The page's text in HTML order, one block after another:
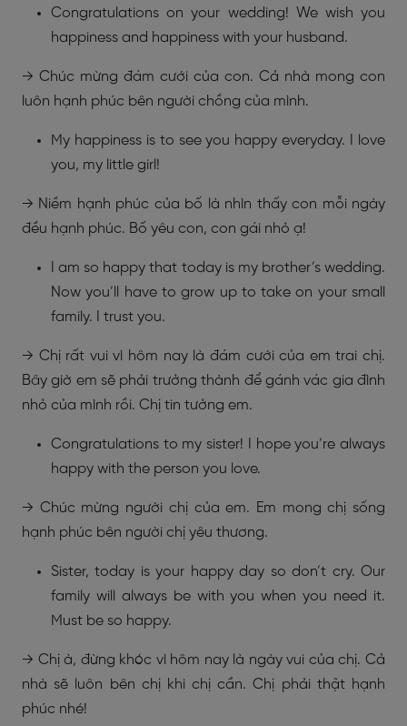
Congratulations on your wedding! We wish you
happiness and happiness with your husband.
→ Chúc mừng đám cưới của con. Cả nhà mong con
luôn hạnh phúc bên người chồng của mình.
My happiness is to see you happy everyday. I love
you, my little girl!
→ Niềm hạnh phúc của bố là nhìn thấy con mỗi ngày
đều hạnh phúc. Bố yêu con, con gái nhỏ ạ!
I am so happy that today is my brother’s wedding.
Now you’ll have to grow up to take on your small
family. I trust you.
→ Chị rất vui vì hôm nay là đám cưới của em trai chị.
Bây giờ em sẽ phải trưởng thành để gánh vác gia đình
nhỏ của mình rồi. Chị tin tưởng em.
Congratulations to my sister! I hope you’re always
happy with the person you love.
→ Chúc mừng người chị của em. Em mong chị sống
hạnh phúc bên người chị yêu thương.
Sister, today is your happy day so don’t cry. Our
family will always be with you when you need it.
Must be so happy.
→ Chị à, đừng khóc vì hôm nay là ngày vui của chị. Cả
nhà sẽ luôn bên chị khi chị cần. Chị phải thật hạnh
phúc nhé!